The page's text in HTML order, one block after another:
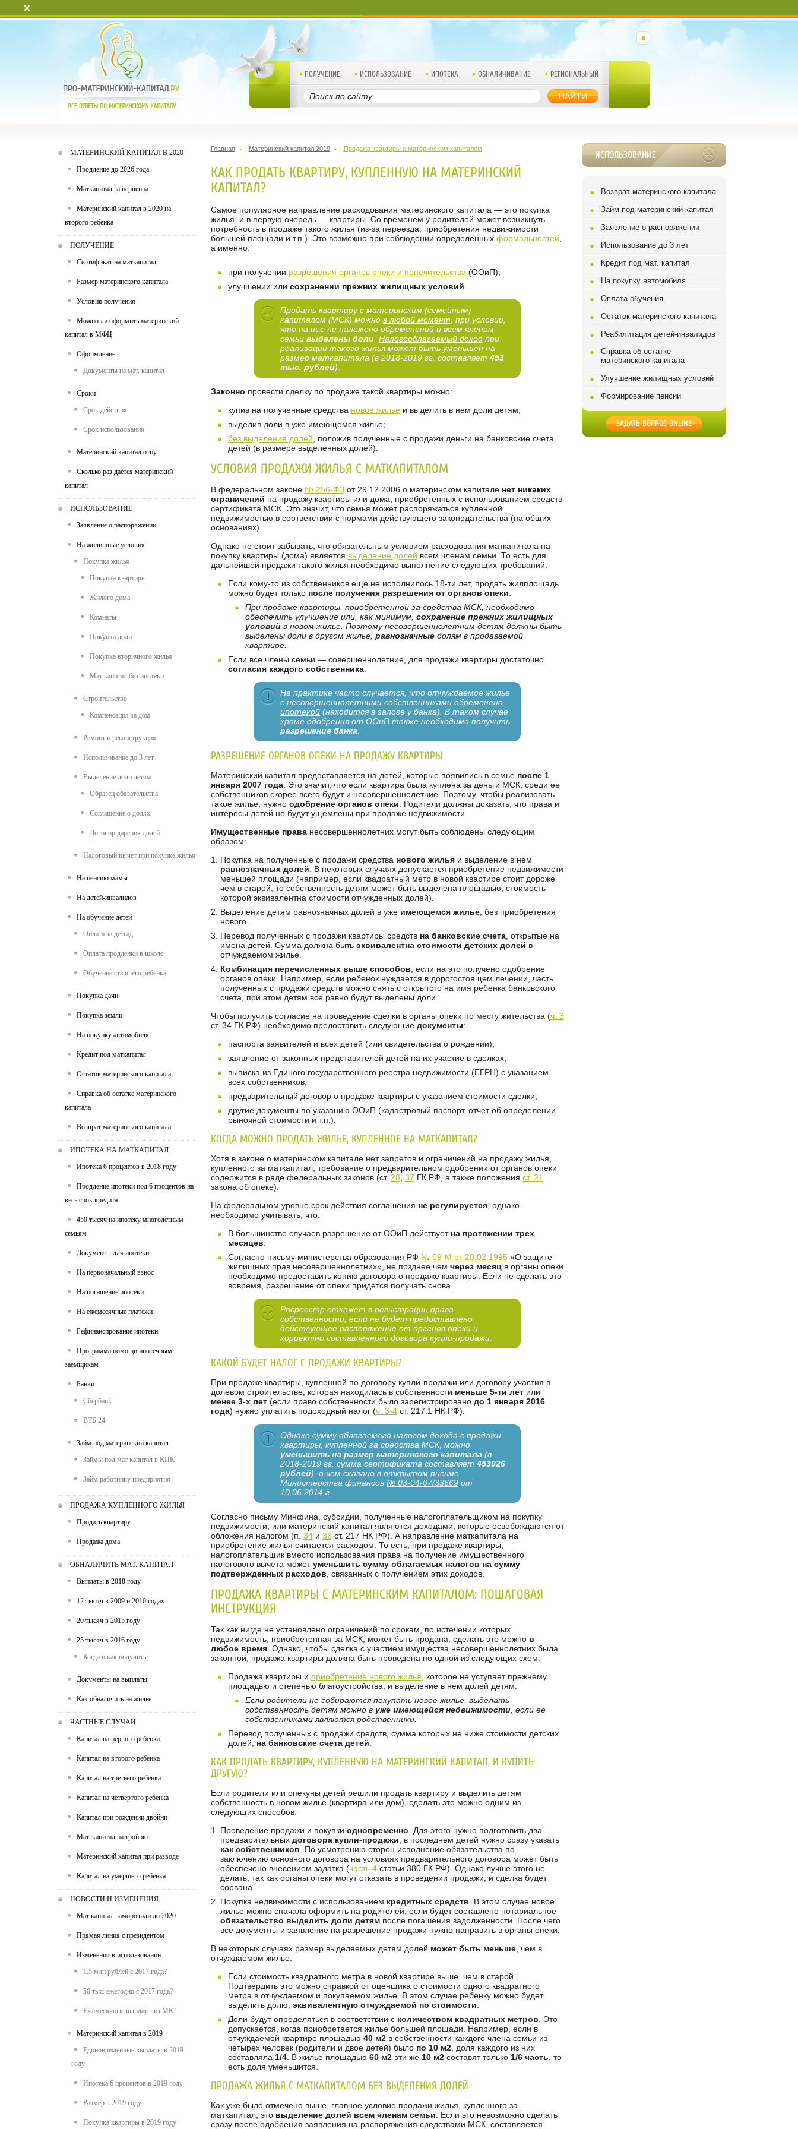
ПОЛУЧЕНИЕ ИСПОЛЬЗОВАНИЕ ИПОТЕКА ОБНАЛИЧИВАНИЕ РЕГИОНАЛЬНЫЙ
НАЙТИ
МАТЕРИНСКИЙ КАПИТАЛ В 2020
Продление до 2026 года
Маткапитал за первенца
Материнский капитал в 2020 на
второго ребенка
ПОЛУЧЕНИЕ
Сертификат на маткапитал
Размер материнского капитала
Условия получения
Можно ли оформить материнский
капитал в МФЦ
Оформление
Документы на мат. капитал
Сроки
Срок действия
Срок использования
Материнский капитал отцу
Сколько раз дается материнский
капитал
ИСПОЛЬЗОВАНИЕ
Заявление о распоряжении
На жилищные условия
Покупка жилья
Покупка квартиры
Жилого дома
Комнаты
Покупка доли
Покупка вторичного жилья
Мат капитал без ипотеки
Строительство
Компенсация за дом
Ремонт и реконструкция
Использование до 3 лет
Выделение доли детям
Образец обязательства
Соглашение о долях
Договор дарения долей
Налоговый вычет при покупке жилья
На пенсию мамы
На детей-инвалидов
На обучение детей
Оплата за детсад
Оплата продленки в школе
Обучение старшего ребенка
Покупка дачи
Покупка земли
На покупку автомобиля
Кредит под маткапитал
Остаток материнского капитала
Справка об остатке материнского
капитала
Возврат материнского капитала
ИПОТЕКА НА МАТКАПИТАЛ
Ипотека 6 процентов в 2018 году
Продление ипотеки под 6 процентов на
весь срок кредита
450 тысяч на ипотеку многодетным
семьям
Документы для ипотеки
На первоначальный взнос
На погашение ипотеки
На ежемесячные платежи
Рефинансирование ипотеки
Программа помощи ипотечным
заемщикам
Банки
Сбербанк
ВТБ 24
Займ под материнский капитал
Займы под мат капитал в КПК
Займ работнику предприятия
ПРОДАЖА КУПЛЕННОГО ЖИЛЬЯ
Продать квартиру
Продажа дома
ОБНАЛИЧИТЬ МАТ. КАПИТАЛ
Выплаты в 2018 году
12 тысяч в 2009 и 2010 годах
20 тысяч в 2015 году
25 тысяч в 2016 году
Когда и как получить
Документы на выплаты
Как обналичить на жилье
ЧАСТНЫЕ СЛУЧАИ
Капитал на первого ребенка
Капитал на второго ребенка
Капитал на третьего ребенка
Капитал на четвертого ребенка
Капитал при рождении двойни
Мат. капитал на тройню
Материнский капитал при разводе
Капитал на умершего ребенка
НОВОСТИ И ИЗМЕНЕНИЯ
Мат капитал заморозили до 2020
Прямая линия с президентом
Изменения в использовании
1.5 млн рублей с 2017 года?
50 тыс. ежегодно с 2017 года?
Ежемесячные выплаты из МК?
Материнский капитал в 2019
Единовременные выплаты в 2019
году
Ипотека 6 процентов в 2019 году
Размер в 2019 году
Покупка квартиры в 2019 году
Главная Материнский капитал 2019 Продажа квартиры с материнским капиталом
КАК ПРОДАТЬ КВАРТИРУ, КУПЛЕННУЮ НА МАТЕРИНСКИЙ
КАПИТАЛ?
Самое популярное направление расходования материнского капитала — это покупка
жилья, и в первую очередь — квартиры. Со временем у родителей может возникнуть
потребность в продаже такого жилья (из-за переезда, приобретения недвижимости
большей площади и т.п.). Это возможно при соблюдении определенных формальностей
а именно:
при получении разрешения органов опеки и попечительства (ООиП);
улучшении или сохранении прежних жилищных условий
Продать квартиру с материнским (семейным)
капиталом (МСК) можно в любой момент , при условии,
что на нее не наложено обременений и всем членам
семьи выделены доли Налогооблагаемый доход при
реализации такого жилья может быть уменьшен на
размер маткапитала (в 2018-2019 гг. составляет 453
тыс. рублей).
Законно провести сделку по продаже такой квартиры можно:
купив на полученные средства новое жильеи выделить в нем доли детям;
выделив доли в уже имеющемся жилье;
без выделения долей , положив полученные с продажи деньги на банковские счета
детей (в размере выделенных долей).
УСЛОВИЯ ПРОДАЖИ ЖИЛЬЯ С МАТКАПИТАЛОМ
В федеральном законе № 256-ФЗот 29.12.2006 о материнском капитале нет никаких
ограничений на продажу квартиры или дома, приобретенных с использованием средств
сертификата МСК. Это значит, что семья может распоряжаться купленной
недвижимостью в соответствии с нормами действующего законодательства (на общих
основаниях).
Однако не стоит забывать, что обязательным условием расходования маткапитала на
покупку квартиры (дома) является выделение долей всем членам семьи. То есть для
дальнейшей продажи такого жилья необходимо выполнение следующих требований:
Если кому-то из собственников еще не исполнилось 18-ти лет, продать жилплощадь
можно будет только после получения разрешения от органов опеки
При продаже квартиры, приобретенной за средства МСК, необходимо
обеспечить улучшение или, как минимум, сохранение прежних жилищных
условийв новом жилье. Поэтому несовершеннолетним детям должны быть
выделены доли в другом жилье, равнозначныедолям в продаваемой
квартире.
Если все члены семьи — совершеннолетние, для продажи квартиры достаточно
согласия каждого собственника.
На практике часто случается, что отчуждаемое жилье
с несовершеннолетними собственниками обременено
ипотекой (находится в залоге у банка). В таком случае
кроме одобрения от ООиП также необходимо получить
разрешение банка
РАЗРЕШЕНИЕ ОРГАНОВ ОПЕКИ НА ПРОДАЖУ КВАРТИРЫ
Материнский капитал предоставляется на детей, которые появились в семье после 1
января 2007 года. Это значит, что если квартира была куплена за деньги МСК, среди ее
собственников скорее всего будут и несовершеннолетние. Поэтому, чтобы реализовать
такое жилье, нужно одобрение органов опеки . Родители должны доказать, что права и
интересы детей не будут ущемлены при продаже недвижимости.
Имущественные праванесовершеннолетних могут быть соблюдены следующим
образом:
Покупка на полученные с продажи средства нового жильяи выделение в нем
равнозначных долей . В некоторых случаях допускается приобретение недвижимости
меньшей площади (например, если квадратный метр в новой квартире стоит дороже
чем в старой, то собственность детям может быть выделена площадью, стоимость
которой эквивалентна стоимости отчужденных долей).
Выделение детям равнозначных долей в уже имеющемся жилье, без приобретения
нового.
Перевод полученных с продажи квартиры средств на банковские счета, открытые на
имена детей. Сумма должна быть эквивалентна стоимости детских долей в
отчуждаемом жилье.
Комбинация перечисленных выше способов , если на это получено одобрение
органов опеки. Например, если ребенок нуждается в дорогостоящем лечении, часть
полученных с продажи средств можно снять с открытого на имя ребенка банковского
счета, при этом детям все равно будут выделены доли.
Чтобы получить согласие на проведение сделки в органы опеки по месту жительства (ч. 3
ст. 34 ГК РФ) необходимо предоставить следующие документы:
паспорта заявителей и всех детей (или свидетельства о рождении);
заявление от законных представителей детей на их участие в сделках;
выписка из Единого государственного реестра недвижимости (ЕГРН) с указанием
всех собственников;
предварительный договор о продаже квартиры с указанием стоимости сделки;
другие документы по указанию ООиП (кадастровый паспорт, отчет об определении
рыночной стоимости и т.п.).
КОГДА МОЖНО ПРОДАТЬ ЖИЛЬЕ, КУПЛЕННОЕ НА МАТКАПИТАЛ?
Хотя в законе о материнском капитале нет запретов и ограничений на продажу жилья,
купленного за маткапитал, требование о предварительном одобрении от органов опеки
содержится в ряде федеральных законов (ст. 28 37 ГК РФ, а также положения ст. 21
закона об опеке).
На федеральном уровне срок действия соглашения не регулируется, однако
необходимо учитывать, что:
В большинстве случаев разрешение от ООиП действует на протяжении трех
месяцев
Согласно письму министерства образования РФ № 09-М от 20.02.1995«О защите
жилищных прав несовершеннолетних», не позднее чем через месяцв органы опеки
необходимо предоставить копию договора о продаже квартиры. Если не сделать это
вовремя, разрешение от опеки придется получать снова.
Росреестр откажет в регистрации права
собственности, если не будет предоставлено
действующее распоряжение от органов опеки и
корректно составленного договора купли-продажи.
КАКОЙ БУДЕТ НАЛОГ С ПРОДАЖИ КВАРТИРЫ?
При продаже квартиры, купленной по договору купли-продажи или договору участия в
долевом строительстве, которая находилась в собственности меньше 5-ти летили
менее 3-х лет(если право собственности было зарегистрировано до 1 января 2016
года) нужно уплатить подоходный налог (ч. 3-4ст. 217.1 НК РФ).
Однако сумму облагаемого налогом дохода с продажи
квартиры, купленной за средства МСК, можно
уменьшить на размер материнского капитала (в
2018-2019 гг. сумма сертификата составляет 453026
рублей), о чем сказано в открытом письме
Министерства финансов № 03-04-07/33669 от
10.06.2014 г.
Согласно письму Минфина, субсидии, полученные налогоплательщиком на покупку
недвижимости, или материнский капитал являются доходами, которые освобождаются от
обложения налогом (п. 34и 36ст. 217 НК РФ). А направление маткапитала на
приобретение жилья считается расходом. То есть, при продаже квартиры,
налогоплательщик вместо использования права на получение имущественного
налогового вычета можетуменьшить сумму облагаемых налогов на сумму
подтвержденных расходов , связанных с получением этих доходов.
ПРОДАЖА КВАРТИРЫ С МАТЕРИНСКИМ КАПИТАЛОМ: ПОШАГОВАЯ
ИНСТРУКЦИЯ
Так как нигде не установлено ограничений по срокам, по истечении которых
недвижимость, приобретенная за МСК, может быть продана, сделать это можно в
любое время. Однако, чтобы сделка с участием имущества несовершеннолетних была
законной, продажа квартиры должна быть проведена по одной из следующих схем:
Продажа квартиры и приобретение нового жилья , которое не уступает прежнему
площадью и степенью благоустройства, и выделение в нем долей детям.
Если родители не собираются покупать новое жилье, выделать
собственность детям можно в уже имеющейся недвижимости, если ее
собственниками являются родственники.
Перевод полученных с продажи средств, сумма которых не ниже стоимости детских
долей, на банковские счета детей
КАК ПРОДАТЬ КВАРТИРУ, КУПЛЕННУЮ НА МАТЕРИНСКИЙ КАПИТАЛ, И КУПИТЬ
ДРУГУЮ?
Если родители или опекуны детей решили продать квартиру и выделить детям
собственность в новом жилье (квартира или дом), сделать это можно одним из
следующих способов:
Проведение продажи и покупки одновременно . Для этого нужно подготовить два
предварительных договора купли-продажи , в последнем детей нужно сразу указать
как собственников . По усмотрению сторон исполнение обязательства по
заключению основного договора на условиях предварительного договора может быть
обеспечено внесением задатка (часть 4статьи 380 ГК РФ). Однако лучше этого не
делать, так как органы опеки могут отказать в проведении продажи, и сделка будет
сорвана.
Покупка недвижимости с использованием кредитных средств . В этом случае новое
жилье можно сначала оформить на родителей, если будет составлено нотариальное
обязательство выделить доли детямпосле погашения задолженности. После чего
все документы и заявление на разрешение продажи нужно направить в органы опеки.
В некоторых случаях размер выделяемых детям долей может быть меньше, чем в
отчуждаемом жилье:
Если стоимость квадратного метра в новой квартире выше, чем в старой.
Подтвердить это можно справкой от оценщика о стоимости одного квадратного
метра в отчуждаемом и покупаемом жилье. В этом случае ребенку можно будет
выделить долю, эквивалентную отчуждаемой по стоимости
Доли будут определяться в соответствии с количеством квадратных метров . Это
допускается, когда приобретается жилье большей площади. Например, если в
отчуждаемой квартире площадью 40 м2в собственности каждого члена семьи из
четырех человек (родители и двое детей) было по 10 м2, доля каждого из них
составляла 1/4. В жилье площадью 60 м2эти же 10 м2составят только 1/6 часть , то
есть доля уменьшится.
ПРОДАЖА ЖИЛЬЯ С МАТКАПИТАЛОМ БЕЗ ВЫДЕЛЕНИЯ ДОЛЕЙ
Как уже было отмечено выше, главное условие продажи жилья, купленного за
маткапитал, это выделение долей всем членам семьи . Если это невозможно сделать
сразу после одобрения заявления на распоряжения средствами МСК, составляется
ИСПОЛЬЗОВАНИЕ
Возврат материнского капитала
Займ под материнский капитал
Заявление о распоряжении
Использование до 3 лет
Кредит под мат. капитал
На покупку автомобиля
Оплата обучения
Остаток материнского капитала
Реабилитация детей-инвалидов
Справка об остатке
материнского капитала
Улучшение жилищных условий
Формирование пенсии
ЗАДАТЬ ВОПРОС ONLINE
+